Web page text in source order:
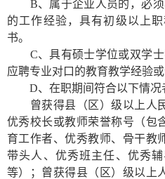
B、属于企业人员的，必
的工作经验，具有初级以上
书。
C、具有硕士学位或双学
应聘专业对口的教育教学经验或
D、在职期间符合以下情况
曾获得县（区）级以上人
优秀校长或教师荣誉称号（包
育工作者、优秀教师、骨干教
带头人、优秀班主任、优秀
等）；曾获得县（区）级以上